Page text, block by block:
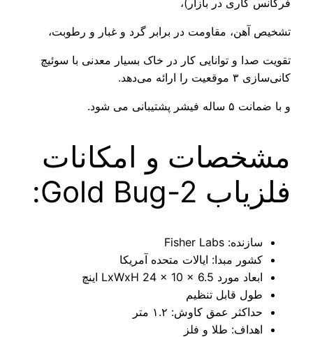
فرکانس کاری در بازار)،
تشخیص آهن، مقاومت در برابر گرد و غبار و رطوبت،
تقویت صدا و توانایی کار در خاک بسیار معدنی با سوئیچ
کانی‌سازی ۳ موقعیت را ارائه می‌دهد.
و با ضمانت ۵ ساله فیشر پشتیبانی می شود.
مشخصات و امکانات
فلزیاب Gold Bug-2:
سازنده: Fisher Labs
کشور مبدا: ایالات متحده آمریکا
ابعاد مورد LxWxH 24 x 10 x 6.5 اینچ
طول قابل تنظیم
حداکثر عمق کاوش: ۱.۲ متر
اهداف: طلا و فلز